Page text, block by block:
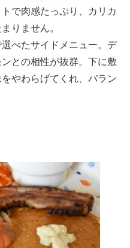
で肉感たっぷり、カリカ
りません。
べたサイドメニュー。デ
との相性が抜群。下に敷
やわらげてくれ、バラン